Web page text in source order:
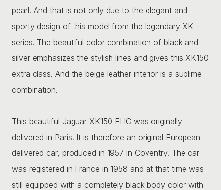
pearl. And that is not only due to the elegant and
sporty design of this model from the legendary XK
series. The beautiful color combination of black and
silver emphasizes the stylish lines and gives this XK150
extra class. And the beige leather interior is a sublime
combination.
This beautiful Jaguar XK150 FHC was originally
delivered in Paris. It is therefore an original European
delivered car, produced in 1957 in Coventry. The car
was registered in France in 1958 and at that time was
still equipped with a completely black body color with